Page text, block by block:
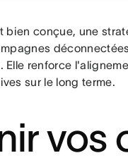
bien conçue, une
Elle renforce
sur le long terme.
vos